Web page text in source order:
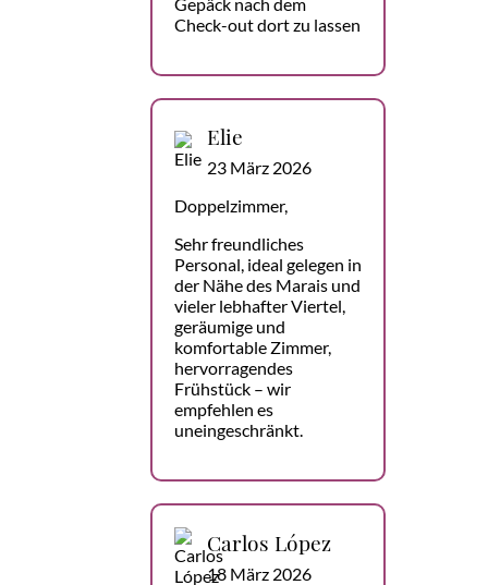
Check-out dort zu lassen
Elie
23 März 2026
Doppelzimmer,
Sehr freundliches
Personal, ideal gelegen in
der Nähe des Marais und
vieler lebhafter Viertel,
geräumige und
komfortable Zimmer,
hervorragendes
Frühstück – wir
empfehlen es
uneingeschränkt.
Carlos López
18 März 2026